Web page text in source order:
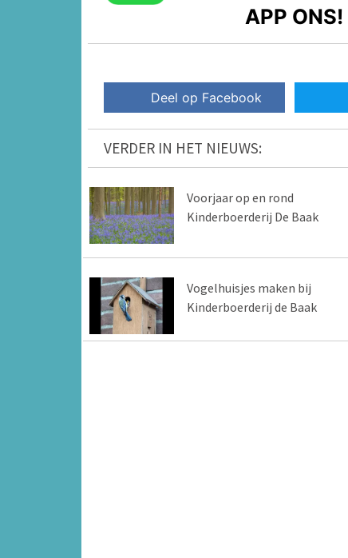
APP ONS!
Deel op Facebook
VERDER IN HET NIEUWS:
Voorjaar op en rond
Kinderboerderij De Baak
Vogelhuisjes maken bij
Kinderboerderij de Baak